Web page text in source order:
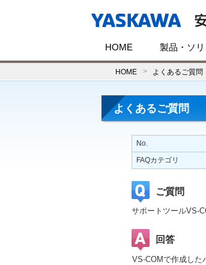
HOME 製品・ソ
HOME よくあるご質問
よくあるご質問
No.
FAQカテゴリ
ご質問
サポートツールVS-
回答
VS-COMで作成した